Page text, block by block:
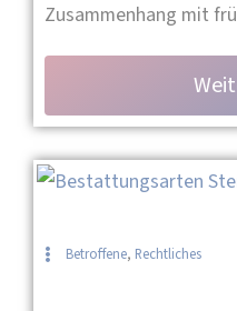
Zusammenhang mit
Betroffene, Rechtliches